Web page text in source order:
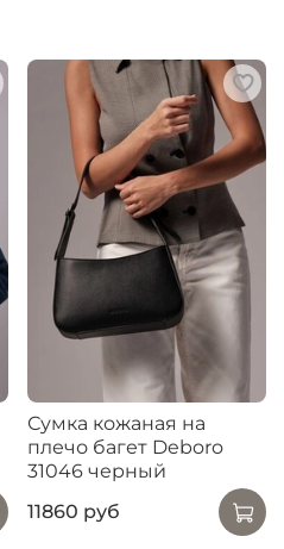
Сумка кожаная на
плечо багет Deboro
31046 черный
11860 руб